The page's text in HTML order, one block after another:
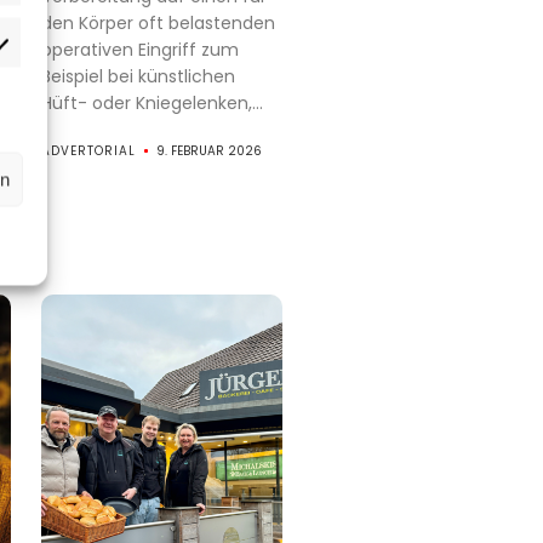
den Körper oft belastenden
operativen Eingriff zum
Beispiel bei künstlichen
Hüft- oder Kniegelenken,...
ADVERTORIAL 9. FEBRUAR 2026